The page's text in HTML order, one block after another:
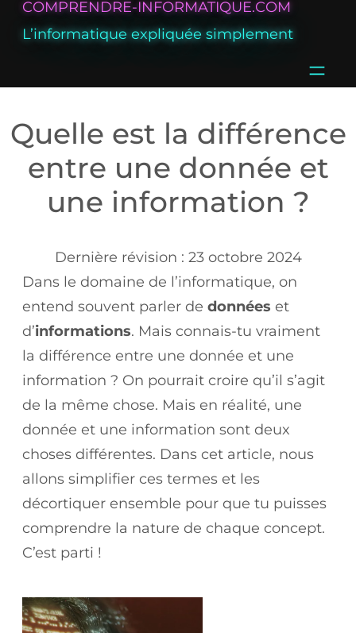
AllerCOMPRENDRE-INFORMATIQUE.COM
L’informatique expliquée simplement
Quelle est la différence
entre une donnée et
une information ?
23 octobre 2024
Dans le domaine de l’informatique, on
entend souvent parler de données et
d’informations. Mais connais-tu vraiment
la différence entre une donnée et une
information ? On pourrait croire qu’il s’agit
de la même chose. Mais en réalité, une
donnée et une information sont deux
choses différentes. Dans cet article, nous
allons simplifier ces termes et les
décortiquer ensemble pour que tu puisses
comprendre la nature de chaque concept.
C’est parti !